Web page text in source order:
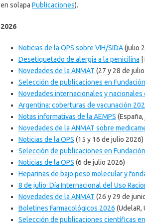
en solapa Publicaciones).
2026
Noticias de la OPS sobre VIH/SIDA(julio
Desetiquetado de alergia a la penicilina
Novedades de la ANMAT (27 y 28 de
Selección de publicaciones en
Novedades internacionales y
Argentina: coberturas de vacunación
Notas informativas de la AEMPS
Novedades de la ANMAT sobre
Noticias de la OPS (15 y 16 de julio 2026)
Selección de publicaciones en
Noticias de la OPS (6 de julio 2026)
Heparinas de bajo peso molecular y
8 de julio: Día Internacional del Uso
Novedades de la ANMAT (26 y 29 de
Boletines Farmacológicos 2026 (UdelaR,
Selección de publicaciones científicas